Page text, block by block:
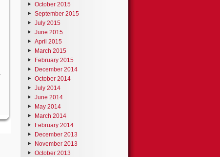
October 2015
September 2015
July 2015
June 2015
April 2015
March 2015
February 2015
December 2014
October 2014
July 2014
June 2014
May 2014
March 2014
February 2014
December 2013
November 2013
October 2013